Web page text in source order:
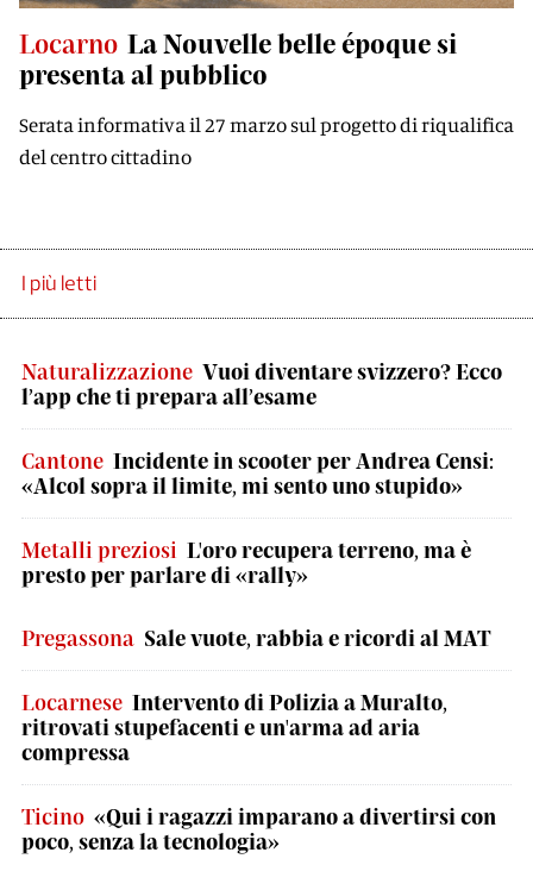
Locarno La Nouvelle belle époque si
presenta al pubblico
Serata informativa il 27 marzo sul progetto di riqualifica
del centro cittadino
I più letti
Naturalizzazione Vuoi diventare svizzero? Ecco
l’app che ti prepara all’esame
Cantone Incidente in scooter per Andrea Censi:
«Alcol sopra il limite, mi sento uno stupido»
Metalli preziosi L'oro recupera terreno, ma è
presto per parlare di «rally»
Pregassona Sale vuote, rabbia e ricordi al MAT
Locarnese Intervento di Polizia a Muralto,
ritrovati stupefacenti e un'arma ad aria
compressa
Ticino «Qui i ragazzi imparano a divertirsi con
poco, senza la tecnologia»